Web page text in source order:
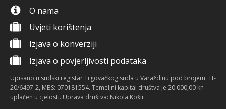
O nama
Uvjeti korištenja
Izjava o konverziji
Izjava o povjerljivosti podataka
Upisano u sudski registar Trgovačkog suda u Varaždinu pod brojem: Tt-
20/6497-2, MBS: 070181554. Temeljni kapital društva je 20.000,00 kn
uplaćen u cjelosti. Uprava društva: Nikola Košir.